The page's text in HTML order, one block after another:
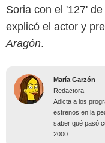
Soria con el '127'
explicó el actor y
Aragón.
María Garzón
Redactora
Adicta a los
estrenos en la
saber qué pasó
2000.